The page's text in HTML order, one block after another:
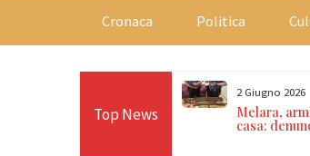
Cronaca Politica
Top News
Locale si prepara al primo
sulle pattuglie dopo
2 Giugno 2026
Melara,
casa: